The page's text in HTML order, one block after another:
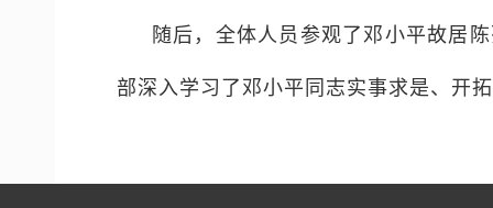
随后，全体人员参观了邓小平故居
部深入学习了邓小平同志实事求是、开